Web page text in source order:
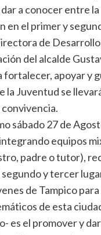
a conocer entre
en el primer y
de
del alcalde
apoyar y
la Juventud se
sábado 27 de
integrando equipos
padre o tutor),
y tercer
de Tampico
de esta
es el promover y